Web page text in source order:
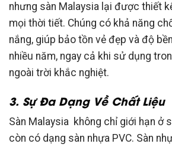
nhưng sàn Malaysia lại được thiết
mọi thời tiết. Chúng có khả năng
nắng, giúp bảo tồn vẻ đẹp và độ
nhiều năm, ngay cả khi sử dụng
ngoài trời khắc nghiệt.
3. Sự Đa Dạng Về Chất Liệu
Sàn Malaysia không chỉ giới hạn ở
còn có dạng sàn nhựa PVC. Sàn